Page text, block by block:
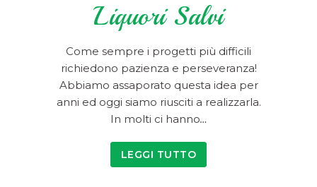
Liquori Salvi
Come sempre i progetti più difficili
richiedono pazienza e perseveranza!
Abbiamo assaporato questa idea per
anni ed oggi siamo riusciti a realizzarla.
In molti ci hanno…
LEGGI TUTTO